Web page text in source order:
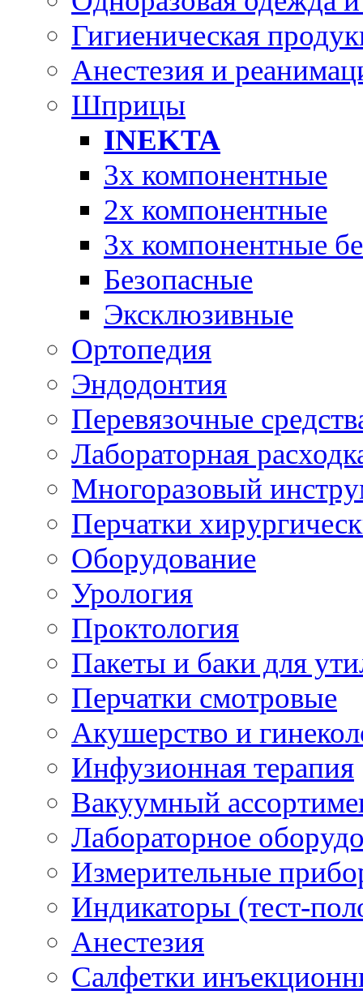
Гигиеническая
Анестезия и
Шприцы
INEKTA
3х компонентные
2х компонентные
3х компонентные
Безопасные
Эксклюзивные
Ортопедия
Эндодонтия
Перевязочные
Лабораторная
Многоразовый
Перчатки
Оборудование
Урология
Проктология
Пакеты и баки для
Перчатки смотровые
Акушерство и
Инфузионная терапия
Вакуумный
Лабораторное
Измерительные
Индикаторы (тест-
Анестезия
Салфетки